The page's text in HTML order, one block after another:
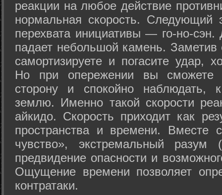
реакции на любое действие
нормальная скорость.
перехвата инициативы — го-но-
падает небольшой камень.
самортизируете и погасите удар,
Но при опережении вы сможете
сторону и спокойно наблюдать,
землю. Именно такой скорости
айкидо. Скорость приходит как
пространства и времени. Вместе
чувство», экстремальный разум
предвидение опасности и
Ощущение времени позволяет
контратаки.